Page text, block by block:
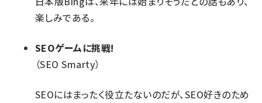
楽しみである。
SEOゲームに挑戦!
（SEO Smarty）
SEOにはまったく役立たないのだが、SEO好きのため